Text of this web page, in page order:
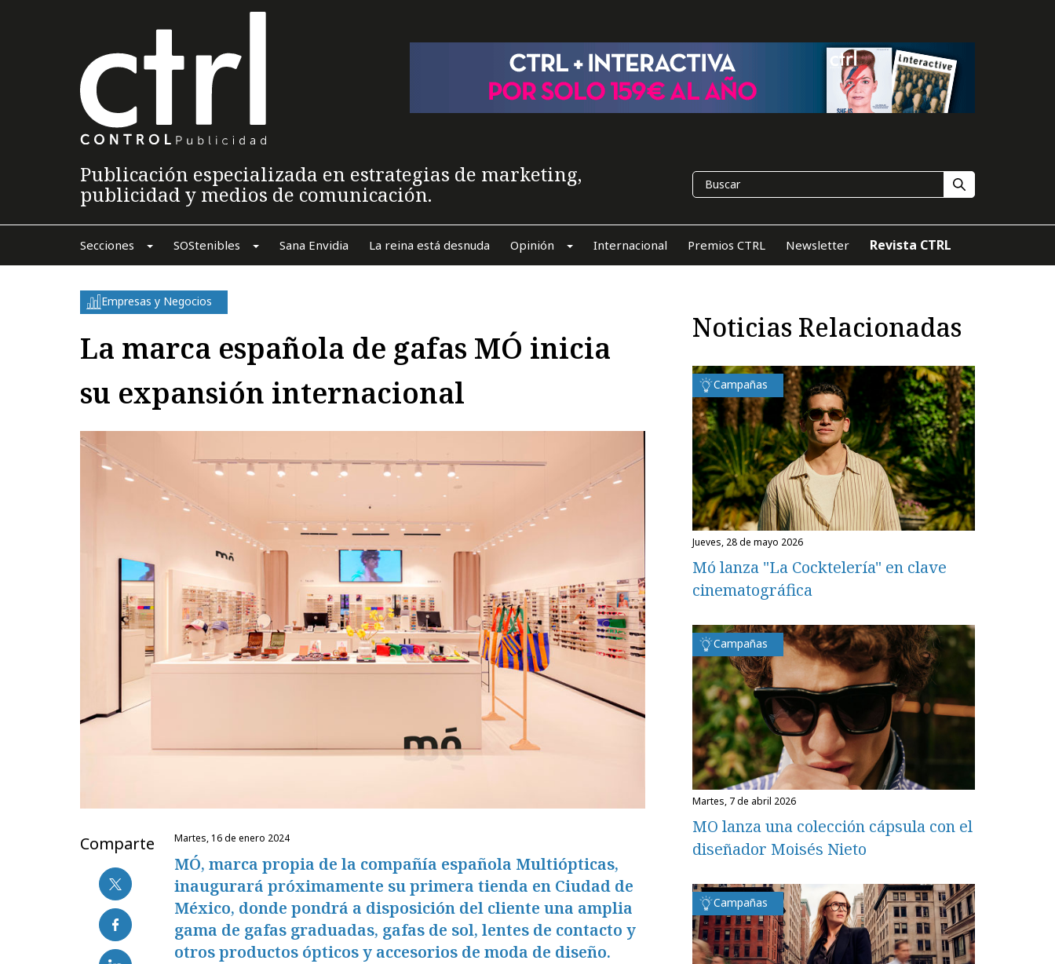
Publicación especializada en estrategias de marketing,
publicidad y medios de comunicación.
Secciones SOStenibles Sana Envidia La reina está desnuda Opinión Internacional Premios CTRL Newsletter Revista CTRL
Empresas y Negocios
La marca española de gafas MÓ inicia
su expansión internacional
Comparte martes, 16 de enero 2024
MÓ, marca propia de la compañía española Multiópticas,
inaugurará próximamente su primera tienda en Ciudad de
México, donde pondrá a disposición del cliente una amplia
gama de gafas graduadas, gafas de sol, lentes de contacto y
otros productos ópticos y accesorios de moda de diseño.
Noticias Relacionadas
Campañas
jueves, 28 de mayo 2026
Mó lanza "La Cocktelería" en clave
cinematográfica
Campañas
martes, 7 de abril 2026
MO lanza una colección cápsula con el
diseñador Moisés Nieto
Campañas